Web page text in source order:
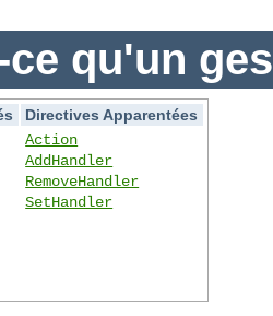
ce qu'un
Directives Apparentées
Action
AddHandler
RemoveHandler
SetHandler